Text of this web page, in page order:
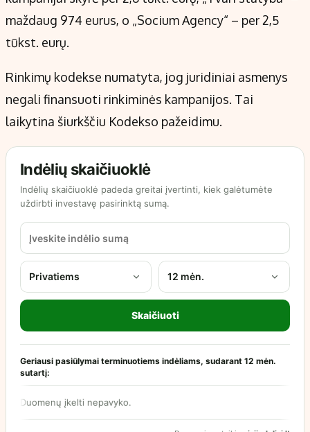
maždaug 974 eurus, o „Socium Agency“ – per 2,5
tūkst. eurų.
Rinkimų kodekse numatyta, jog juridiniai asmenys
negali finansuoti rinkiminės kampanijos. Tai
laikytina šiurkščiu Kodekso pažeidimu.